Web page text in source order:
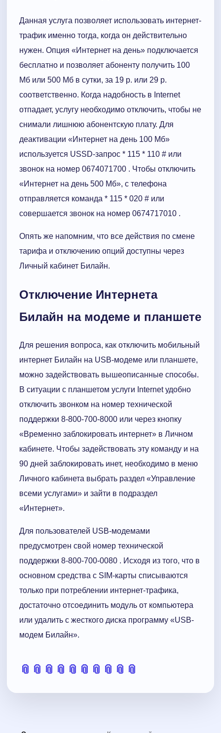
Данная услуга позволяет использовать интернет-
трафик именно тогда, когда он действительно
нужен. Опция «Интернет на день» подключается
бесплатно и позволяет абоненту получить 100
Мб или 500 Мб в сутки, за 19 р. или 29 р.
соответственно. Когда надобность в Internet
отпадает, услугу необходимо отключить, чтобы не
снимали лишнюю абонентскую плату. Для
деактивации «Интернет на день 100 Мб»
используется USSD-запрос * 115 * 110 # или
звонок на номер 0674071700 . Чтобы отключить
«Интернет на день 500 Мб», с телефона
отправляется команда * 115 * 020 # или
совершается звонок на номер 0674717010 .
Опять же напомним, что все действия по смене
тарифа и отключению опций доступны через
Личный кабинет Билайн.
Отключение Интернета
Билайн на модеме и планшете
Для решения вопроса, как отключить мобильный
интернет Билайн на USB-модеме или планшете,
можно задействовать вышеописанные способы.
В ситуации с планшетом услуги Internet удобно
отключить звонком на номер технической
поддержки 8-800-700-8000 или через кнопку
«Временно заблокировать интернет» в Личном
кабинете. Чтобы задействовать эту команду и на
90 дней заблокировать инет, необходимо в меню
Личного кабинета выбрать раздел «Управление
всеми услугами» и зайти в подраздел
«Интернет».
Для пользователей USB-модемами
предусмотрен свой номер технической
поддержки 8-800-700-0080 . Исходя из того, что в
основном средства с SIM-карты списываются
только при потреблении интернет-трафика,
достаточно отсоединить модуль от компьютера
или удалить с жесткого диска программу «USB-
модем Билайн».
📎 📎 📎 📎 📎 📎 📎 📎 📎 📎